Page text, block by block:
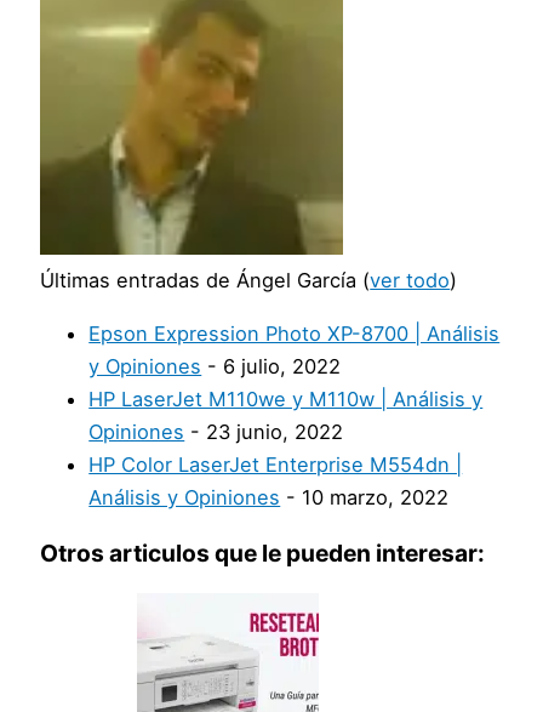
Últimas entradas de Ángel García (ver todo)
Epson Expression Photo XP-8700 | Análisis
y Opiniones - 6 julio, 2022
HP LaserJet M110we y M110w | Análisis y
Opiniones - 23 junio, 2022
HP Color LaserJet Enterprise M554dn |
Análisis y Opiniones - 10 marzo, 2022
Otros articulos que le pueden interesar: